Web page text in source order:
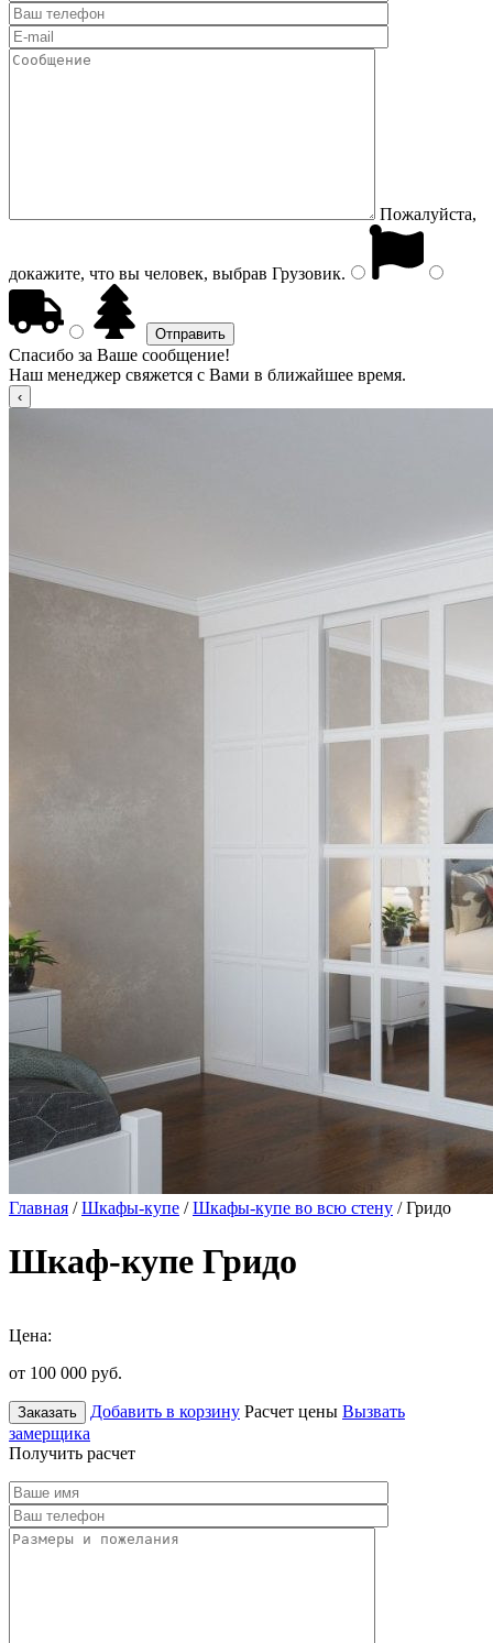
Пожалуйста,
докажите, что вы человек, выбрав Грузовик.
Спасибо за Ваше сообщение!
Наш менеджер свяжется с Вами в ближайшее время.
Главная /Шкафы-купе /Шкафы-купе во всю стену / Гридо
Шкаф-купе Гридо
Цена:
от 100 000 руб.
Заказать Добавить в корзину Расчет цены Вызвать
замерщика
Получить расчет